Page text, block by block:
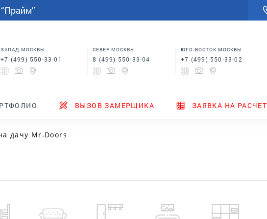
ЗАПАД МОСКВЫ
+7 (499) 550-33-01
СЕВЕР МОСКВЫ
8 (499) 550-33-04
ЮГО-ВОСТОК МОСКВЫ
+7 (499) 550-33-02
ВЫЗОВ ЗАМЕРЩИКА ЗАЯВКА НА РАСЧЕТ
Шкафы купе в спальню
ТЕНДЕРЫ НОВИНКИ
Кровати для спальни
Столы
дачу Mr.Doors